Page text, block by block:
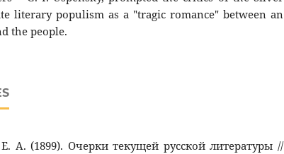
literary populism as a "tragic romance" between an
the people.
А. (1899). Очерки текущей русской литературы //